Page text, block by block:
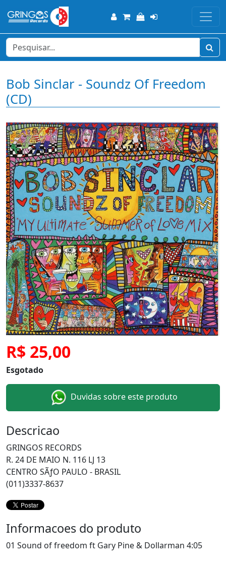
Bob Sinclar - Soundz Of Freedom
(CD)
R$ 25,00
Esgotado
Duvidas sobre este produto
Descricao
GRINGOS RECORDS
R. 24 DE MAIO N. 116 LJ 13
CENTRO SÃƒO PAULO - BRASIL
(011)3337-8637
Informacoes do produto
01 Sound of freedom ft Gary Pine & Dollarman 4:05